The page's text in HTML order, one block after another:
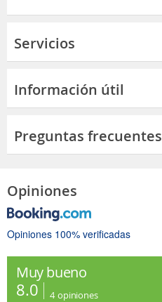
Servicios
Información útil
Preguntas frecuentes
Opiniones
Opiniones 100% verificadas
Muy bueno
8.0 4 opiniones